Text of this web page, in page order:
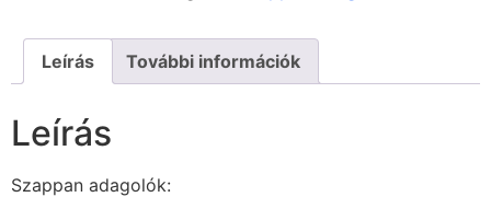
Leírás További információk
Leírás
Szappan adagolók: